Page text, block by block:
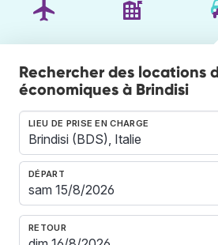
Rechercher des locations
économiques à Brindisi
LIEU DE PRISE EN CHARGE
DÉPART
RETOUR